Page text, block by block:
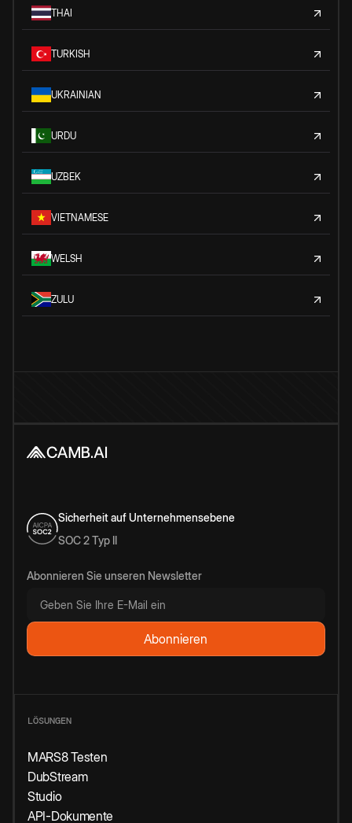
THAI
TURKISH
UKRAINIAN
URDU
UZBEK
VIETNAMESE
WELSH
ZULU
Sicherheit auf Unternehmensebene
SOC 2 Typ II
Abonnieren Sie unseren Newsletter
LÖSUNGEN
MARS8 Testen
DubStream
Studio
API-Dokumente